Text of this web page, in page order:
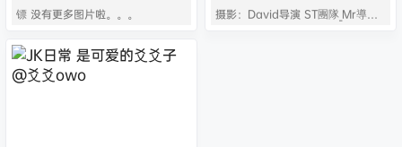
镖 没有更多图片啦。。。
摄影：David导演 ST團隊_Mr導演